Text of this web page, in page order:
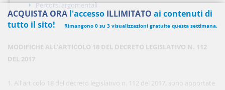
Percorsi argomentali
MODIFICHE ALL'ARTICOLO 18 DEL DECRETO LEGISLATIVO N. 112
DEL 2017
1. All'articolo 18 del decreto legislativo n. 112 del 2017, sono apportate
ACQUISTA ORA l'accesso ILLIMITATO ai contenuti di
tutto il sito!
Rimangono 0 su 3 visualizzazioni gratuite questa settimana.
anziché 570.00€ risparmi il 21%!